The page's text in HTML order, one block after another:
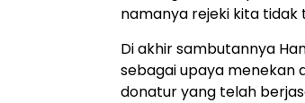
namanya rejeki kita tidak
Di akhir sambutannya
sebagai upaya menekan
donatur yang telah